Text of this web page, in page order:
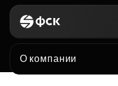
О компании